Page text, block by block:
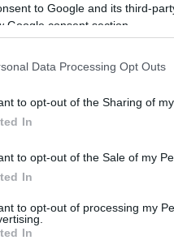
to Google and its third-
Google consent section.
Data Processing Opt Outs
to opt-out of the Sharing of
In
to opt-out of the Sale of my
In
to opt-out of processing my
In